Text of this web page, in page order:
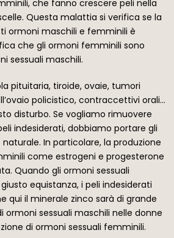
che fanno crescere peli nella
Questa malattia si verifica se la
ormoni maschili e femminili è
che gli ormoni femminili sono
sessuali maschili.
pituitaria, tiroide, ovaie, tumori
policistico, contraccettivi orali…
disturbo. Se vogliamo rimuovere
indesiderati, dobbiamo portare gli
In particolare, la produzione
come estrogeni e progesterone
Quando gli ormoni sessuali
equistanza, i peli indesiderati
qui il minerale zinco sarà di grande
ormoni sessuali maschili nelle donne
di ormoni sessuali femminili.